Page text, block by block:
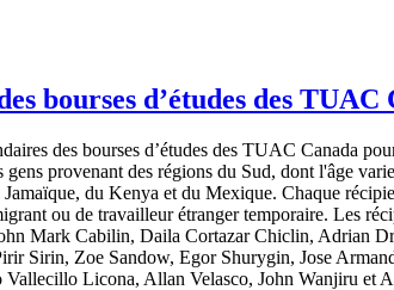
bourses d’études des
des bourses d’études des TUAC Canada
provenant des régions du Sud, dont l'âge
du Kenya et du Mexique. Chaque
ou de travailleur étranger temporaire. Les
Mark Cabilin, Daila Cortazar Chiclin, Adrian
Sirin, Zoe Sandow, Egor Shurygin, Jose
Licona, Allan Velasco, John Wanjiru et